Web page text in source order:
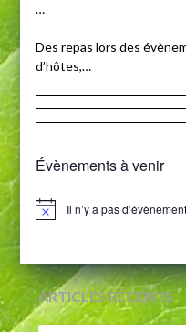
…
Des repas lors des
d’hôtes,…
Évènements à venir
Notice Il n’y a pas
ARTICLES RÉCENTS